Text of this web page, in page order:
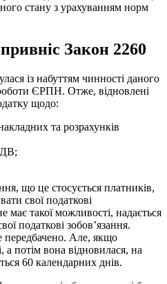
стану з урахуванням норм
Закон 2260
із набуттям чинності даного
ЄРПН. Отже, відновлені
щодо:
та розрахунків
що це стосується платників,
свої податкові
має такої можливості, надається
податкові зобов’язання.
передбачено. Але, якщо
а потім вона відновилася, на
60 календарних днів.